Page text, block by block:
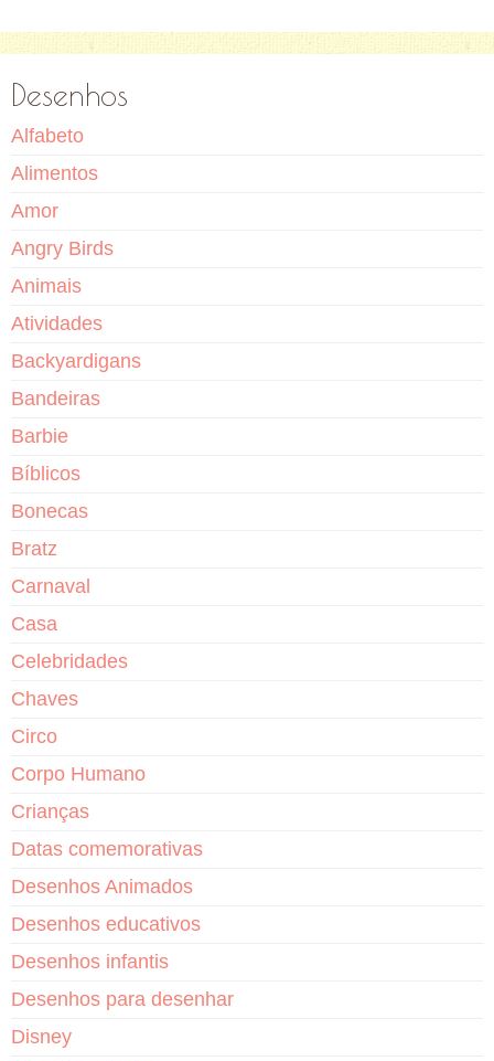
Desenhos
Alfabeto
Alimentos
Amor
Angry Birds
Animais
Atividades
Backyardigans
Bandeiras
Barbie
Bíblicos
Bonecas
Bratz
Carnaval
Casa
Celebridades
Chaves
Circo
Corpo Humano
Crianças
Datas comemorativas
Desenhos Animados
Desenhos educativos
Desenhos infantis
Desenhos para desenhar
Disney